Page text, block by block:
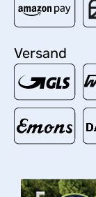
Versand